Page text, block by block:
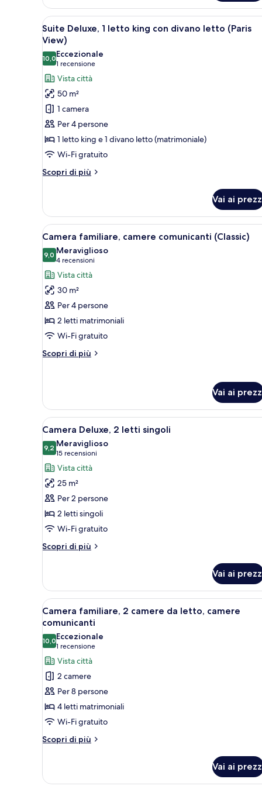
letti
singoli
Apri
tutte
le
foto
per
Suite
Deluxe,
letto
king
con
divano
View)
Una moderna camera
7
Suite Deluxe, 1 letto king con divano letto (Paris
View)
10,010,0 su 10
Eccezionale
1 recensione
(1
recensione)
Vista città
50 m²
1 camera
Per 4 persone
1 letto king e 1 divano letto (matrimoniale)
Wi-Fi gratuito
Scopri di più
Altri
Deluxe,
letto
king
con
divano
letto
(Paris
View)
Vai ai
Apri
tutte
le
foto
per
Camera
familiare,
camere
comunicanti
(Classic)
Una camera d'albergo con
7
Camera familiare, camere comunicanti (Classic)
9,09,0 su 10
Meraviglioso
4 recensioni
(4
recensioni)
Vista città
30 m²
Per 4 persone
2 letti matrimoniali
Wi-Fi gratuito
Scopri di più
Altri
camere
comunicanti
(Classic)
Vai ai
Apri
tutte
le
foto
per
Camera
Deluxe,
2
letti
singoli
Camera d'albergo con due
7
Camera Deluxe, 2 letti singoli
9,29,2 su 10
Meraviglioso
15 recensioni
(15
recensioni)
Vista città
25 m²
Per 2 persone
2 letti singoli
Wi-Fi gratuito
Scopri di più
Altri
Deluxe,
letti
singoli
Vai ai
Apri
tutte
le
foto
per
Camera
familiare,
2
camere
da
letto,
Camera d'albergo con un
6
Camera familiare, 2 camere da letto, camere
comunicanti
10,010,0 su 10
Eccezionale
1 recensione
(1
recensione)
Vista città
2 camere
Per 8 persone
4 letti matrimoniali
Wi-Fi gratuito
Scopri di più
Altri
familiare,
Vai ai